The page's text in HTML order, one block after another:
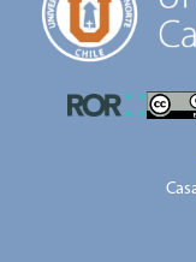
parental. Finalmente
proceso terapéutico
ser inducidos por el